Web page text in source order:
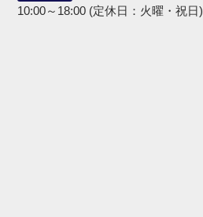
10:00～18:00 (定休日：火曜・祝日)